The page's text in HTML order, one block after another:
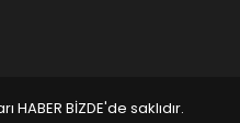
BİZDE'de saklıdır.